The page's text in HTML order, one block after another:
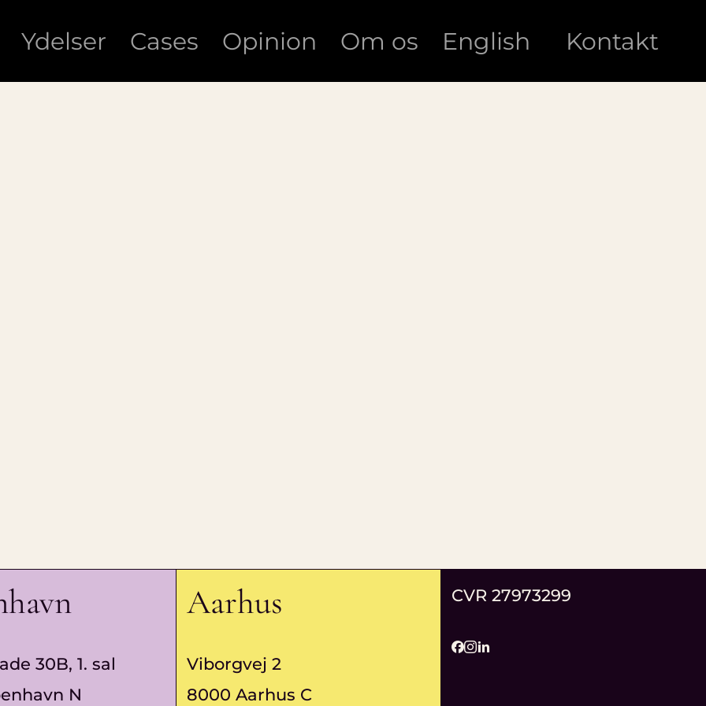
Ydelser Cases Opinion Om os English Kontakt
30B, 1. sal
N
Aarhus
Viborgvej 2
8000 Aarhus C
CVR 27973299